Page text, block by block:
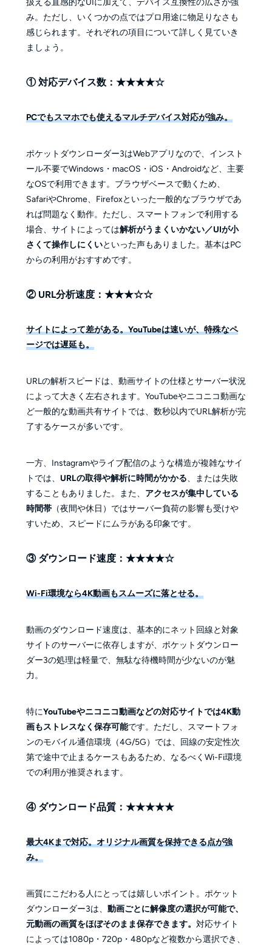
み。ただし、いくつかの点ではプロ用途に物足りなさも
感じられます。それぞれの項目について詳しく見ていき
ましょう。
① 対応デバイス数：★★★★☆
PCでもスマホでも使えるマルチデバイス対応が強み。
ポケットダウンローダー3はWebアプリなので、インスト
ール不要でWindows・macOS・iOS・Androidなど、主要
なOSで利用できます。ブラウザベースで動くため、
SafariやChrome、Firefoxといった一般的なブラウザであ
れば問題なく動作。ただし、スマートフォンで利用する
場合、サイトによっては解析がうまくいかない／UIが小
さくて操作しにくいといった声もありました。基本はPC
からの利用がおすすめです。
② URL分析速度：★★★☆☆
サイトによって差がある。YouTubeは速いが、特殊なペ
ージでは遅延も。
URLの解析スピードは、動画サイトの仕様とサーバー状況
によって大きく左右されます。YouTubeやニコニコ動画な
ど一般的な動画共有サイトでは、数秒以内でURL解析が完
了するケースが多いです。
一方、Instagramやライブ配信のような構造が複雑なサイ
トでは、 URLの取得や解析に時間がかかる、または失敗
することもありました。また、 アクセスが集中している
時間帯（夜間や休日）ではサーバー負荷の影響も受けや
すいため、スピードにムラがある印象です。
③ ダウンロード速度：★★★★☆
Wi-Fi環境なら4K動画もスムーズに落とせる。
動画のダウンロード速度は、基本的にネット回線と対象
サイトのサーバーに依存しますが、ポケットダウンロー
ダー3の処理は軽量で、無駄な待機時間が少ないのが魅
力。
特にYouTubeやニコニコ動画などの対応サイトでは4K動
画もストレスなく保存可能です。ただし、スマートフォ
ンのモバイル通信環境（4G/5G）では、回線の安定性次
第で途中で止まるケースもあるため、なるべくWi-Fi環境
での利用が推奨されます。
④ ダウンロード品質：★★★★★
最大4Kまで対応。オリジナル画質を保持できる点が強
み。
画質にこだわる人にとっては嬉しいポイント。ポケット
ダウンローダー3は、 動画ごとに解像度の選択が可能で、
元動画の画質をほぼそのまま保存できます。 対応サイト
によっては1080p・720p・480pなど複数から選択でき、